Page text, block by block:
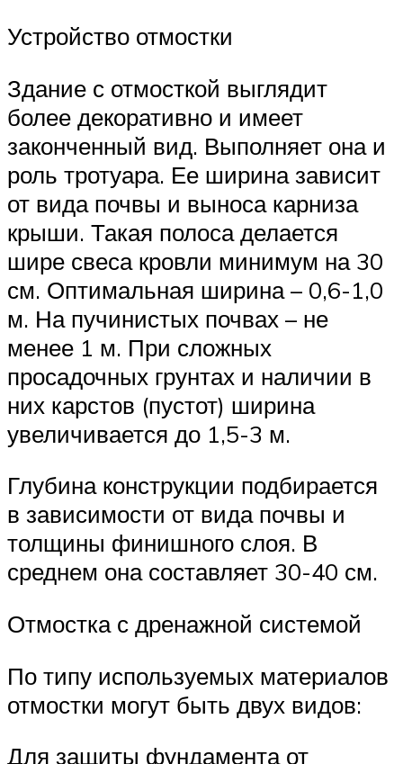
Устройство отмостки
Здание с отмосткой выглядит
более декоративно и имеет
законченный вид. Выполняет она и
роль тротуара. Ее ширина зависит
от вида почвы и выноса карниза
крыши. Такая полоса делается
шире свеса кровли минимум на 30
см. Оптимальная ширина – 0,6-1,0
м. На пучинистых почвах – не
менее 1 м. При сложных
просадочных грунтах и наличии в
них карстов (пустот) ширина
увеличивается до 1,5-3 м.
Глубина конструкции подбирается
в зависимости от вида почвы и
толщины финишного слоя. В
среднем она составляет 30-40 см.
Отмостка с дренажной системой
По типу используемых материалов
отмостки могут быть двух видов:
Для защиты фундамента от